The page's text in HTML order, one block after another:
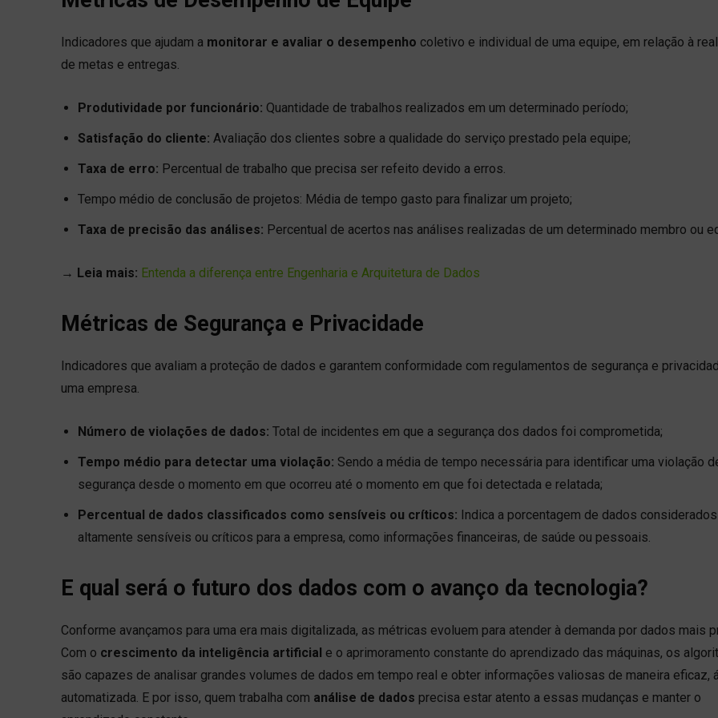
Indicadores que ajudam a monitorar e avaliar o desempenho coletivo e individual de uma equipe, em relação à
de metas e entregas.
Produtividade por funcionário: Quantidade de trabalhos realizados em um determinado período;
Satisfação do cliente: Avaliação dos clientes sobre a qualidade do serviço prestado pela equipe;
Taxa de erro: Percentual de trabalho que precisa ser refeito devido a erros.
Tempo médio de conclusão de projetos: Média de tempo gasto para finalizar um projeto;
Taxa de precisão das análises: Percentual de acertos nas análises realizadas de um determinado membro ou
→ Leia mais: Entenda a diferença entre Engenharia e Arquitetura de Dados
Métricas de Segurança e Privacidade
Indicadores que avaliam a proteção de dados e garantem conformidade com regulamentos de segurança e
uma empresa.
Número de violações de dados: Total de incidentes em que a segurança dos dados foi comprometida;
Tempo médio para detectar uma violação: Sendo a média de tempo necessária para identificar uma violação
segurança desde o momento em que ocorreu até o momento em que foi detectada e relatada;
Percentual de dados classificados como sensíveis ou críticos: Indica a porcentagem de dados considerados
altamente sensíveis ou críticos para a empresa, como informações financeiras, de saúde ou pessoais.
E qual será o futuro dos dados com o avanço da tecnologia?
Conforme avançamos para uma era mais digitalizada, as métricas evoluem para atender à demanda por dados mais
Com o crescimento da inteligência artificial e o aprimoramento constante do aprendizado das máquinas, os
são capazes de analisar grandes volumes de dados em tempo real e obter informações valiosas de maneira eficaz,
automatizada. E por isso, quem trabalha com análise de dados precisa estar atento a essas mudanças e manter o